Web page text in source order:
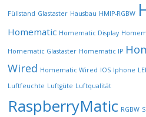
e
w
h
l
w
e
Füllstand Glastaster Hausbau HMIP-RGBW
Homematic Homematic Display
Homematic Glastaster Homematic IP
Wired Homematic Wired IOS Iphone
Luftfeuchte Luftgüte Luftqualität
RaspberryMatic RGBW